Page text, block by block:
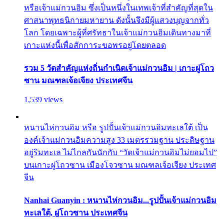
หรือเจ้าแม่กวนอิม ซึ่งเป็นหนึ่งในเทพเจ้าที่สำคัญที่สุดใน
ศาสนาพุทธนิกายมหายาน ดังนั้นจึงมีผู้แสวงบุญจากทั่ว
โลก โดยเฉพาะผู้ที่ศรัทธาในเจ้าแม่กวนอิมเดินทางมาที่
เกาะแห่งนี้เพื่อสักการะขอพรอยู่โดยตลอด
รวม 5 วัดสำคัญแห่งถิ่นกำเนิดเจ้าแม่กวนอิม | เกาะผู่โถว
ซาน มณฑลเจ้อเจียง ประเทศจีน
1,539 views
หนานไห่กวนอิม หรือ รูปปั้นเจ้าแม่กวนอิมทะเลใต้ เป็น
องค์เจ้าแม่กวนอิมความสูง 33 เมตรรวมฐาน ประดิษฐาน
อยู่ริมทะเล ไม่ไกลกันนักกับ “วัดเจ้าแม่กวนอิมไม่ยอมไป”
บนเกาะผู่โถวซาน เมืองโจวซาน มณฑลเจ้อเจียง ประเทศ
จีน
Nanhai Guanyin : หนานไห่กวนอิม...รูปปั้นเจ้าแม่กวนอิม
ทะเลใต้, ผู่โถวซาน ประเทศจีน